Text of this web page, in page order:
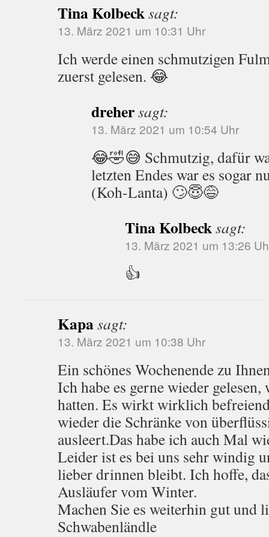
Tina Kolbecksagt:
13. März 2021 um 10:31 Uhr
Ich werde einen schmutzigen
zuerst gelesen. 😂
drehersagt:
13. März 2021 um 10:54 Uhr
😂🤣😅 Schmutzig, dafür
letzten Endes war es sogar
(Koh-Lanta) 🙄😇😅
Tina Kolbecksagt:
13. März 2021 um 13:26
👍
Kapasagt:
13. März 2021 um 10:38 Uhr
Ein schönes Wochenende zu
Ich habe es gerne wieder
hatten. Es wirkt wirklich
wieder die Schränke von
ausleert.Das habe ich auch Mal
Leider ist es bei uns sehr windig
lieber drinnen bleibt. Ich hoffe,
Ausläufer vom Winter.
Machen Sie es weiterhin gut und
Schwabenländle